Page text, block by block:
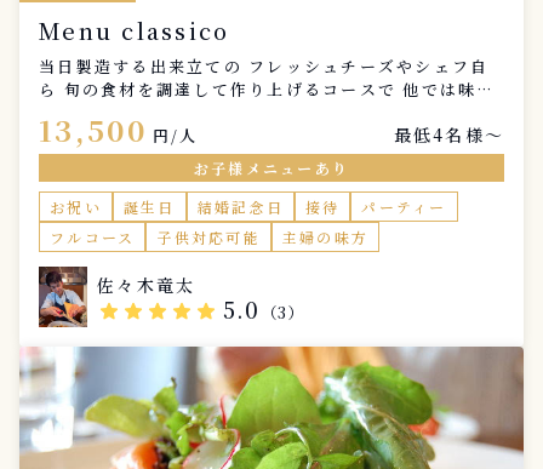
Menu classico
当日製造する出来立ての フレッシュチーズやシェフ自
ら 旬の食材を調達して作り上げるコースで 他では味わ
な記念日やお祝い事 小さなお子様がいらっしゃるご家
庭や 女子会、ご友人とのご会食等様々な ご利用シーン
でご好評いただいております 以下のメニューは一例に
なりますので お苦手な食材やアレルギー、ご希望等 お
気軽にお申し付けください コース所要時間 約2時間
オプションにて以下メニューご用意しております。 ・
お子様プレート ・食器/カトラリーレンタル ・シェフお
すすめボトルワイン ・熟成チーズの盛り合わせ
13,500 円/人 最低4名様〜
お子様メニューあり
お祝い
誕生日 結婚記念日 接待
パーティー
フルコース
子供対応可能 主婦の味方
佐々木竜太
star star star star star 5.0 （3）